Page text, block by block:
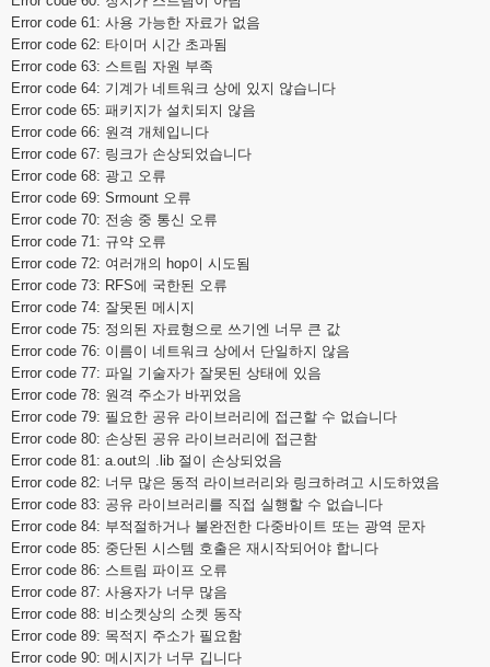
Error code 61: 사용 가능한 자료가 없음
Error code 62: 타이머 시간 초과됨
Error code 63: 스트림 자원 부족
Error code 64: 기계가 네트워크 상에 있지 않습니다
Error code 65: 패키지가 설치되지 않음
Error code 66: 원격 개체입니다
Error code 67: 링크가 손상되었습니다
Error code 68: 광고 오류
Error code 69: Srmount 오류
Error code 70: 전송 중 통신 오류
Error code 71: 규약 오류
Error code 72: 여러개의 hop이 시도됨
Error code 73: RFS에 국한된 오류
Error code 74: 잘못된 메시지
Error code 75: 정의된 자료형으로 쓰기엔 너무 큰 값
Error code 76: 이름이 네트워크 상에서 단일하지 않음
Error code 77: 파일 기술자가 잘못된 상태에 있음
Error code 78: 원격 주소가 바뀌었음
Error code 79: 필요한 공유 라이브러리에 접근할 수 없습니다
Error code 80: 손상된 공유 라이브러리에 접근함
Error code 81: a.out의 .lib 절이 손상되었음
Error code 82: 너무 많은 동적 라이브러리와 링크하려고 시도하였음
Error code 83: 공유 라이브러리를 직접 실행할 수 없습니다
Error code 84: 부적절하거나 불완전한 다중바이트 또는 광역 문자
Error code 85: 중단된 시스템 호출은 재시작되어야 합니다
Error code 86: 스트림 파이프 오류
Error code 87: 사용자가 너무 많음
Error code 88: 비소켓상의 소켓 동작
Error code 89: 목적지 주소가 필요함
Error code 90: 메시지가 너무 깁니다